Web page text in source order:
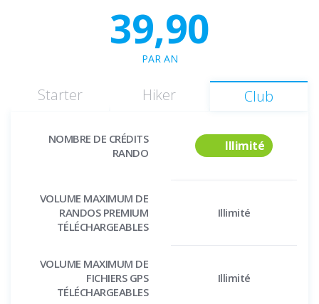
39,90
PAR AN
Starter Hiker Club
NOMBRE DE CRÉDITS
RANDO
Illimité
VOLUME MAXIMUM DE
RANDOS PREMIUM
TÉLÉCHARGEABLES
Illimité
VOLUME MAXIMUM DE
FICHIERS GPS
TÉLÉCHARGEABLES
Illimité